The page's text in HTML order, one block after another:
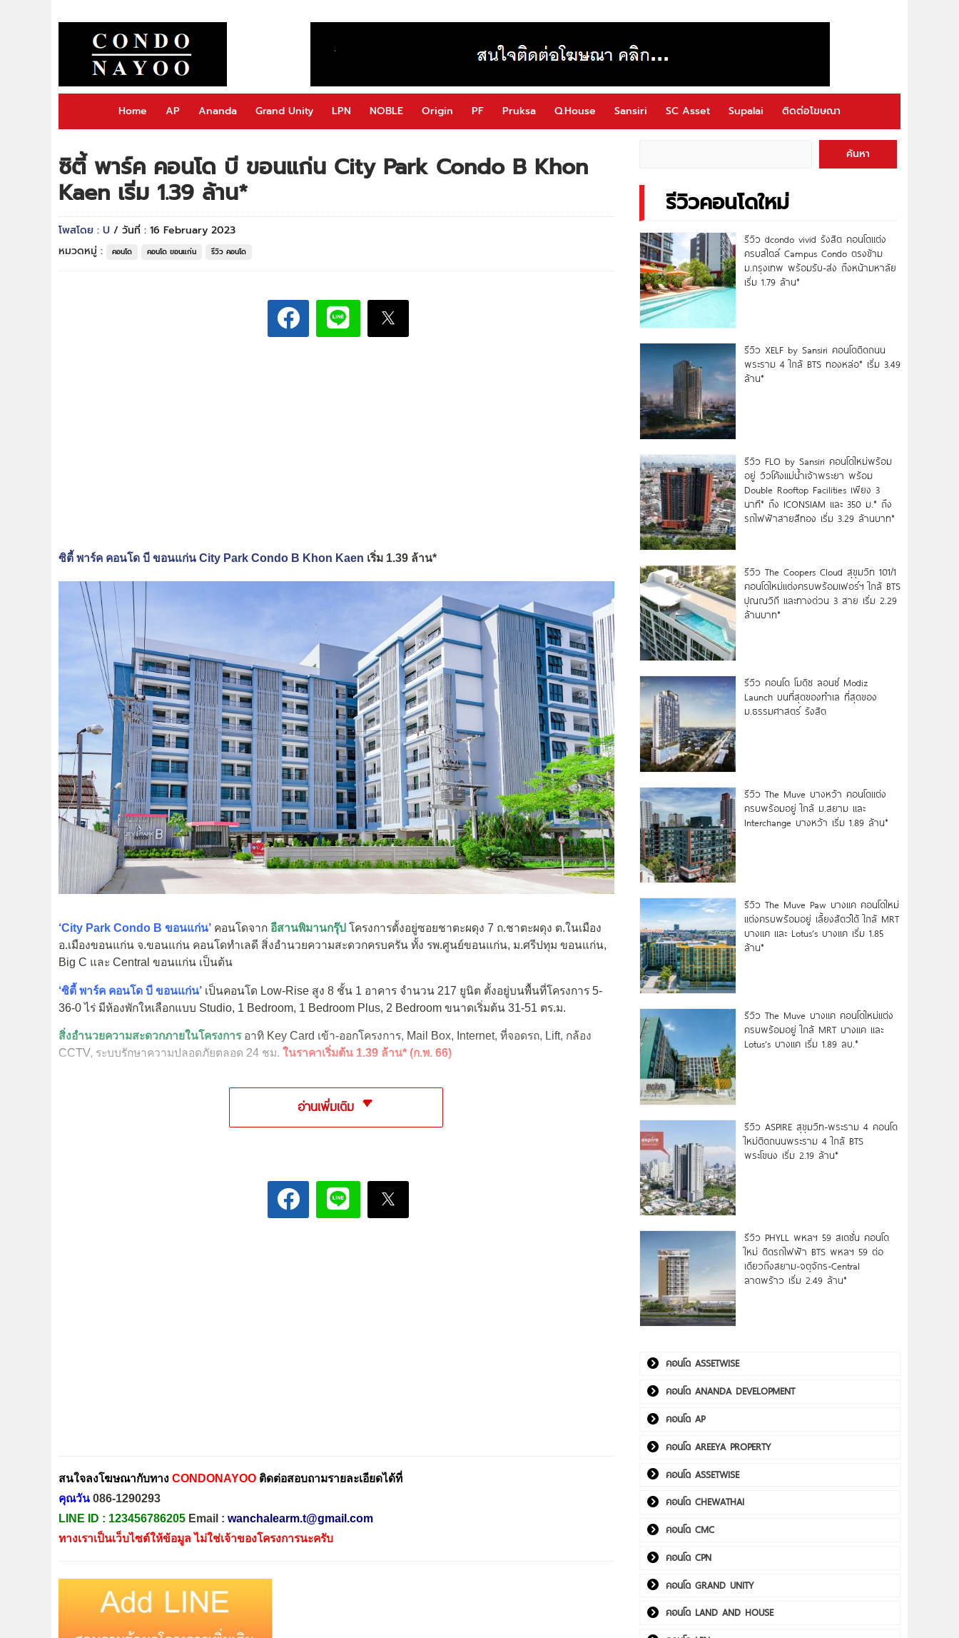
Home AP Ananda Grand Unity LPN NOBLE Origin PF Pruksa Q.House Sansiri SC Asset Supalai ติดต่อโฆษณา
ซิตี้ พาร์ค คอนโด บี ขอนแก่น City Park Condo B Khon
Kaen เริ่ม 1.39 ล้าน*
โพสโดย : U / วันที่ : 16 February 2023
หมวดหมู่ :
คอนโด คอนโด ขอนแก่น รีวิว คอนโด
ซิตี้ พาร์ค คอนโด บี ขอนแก่น City Park Condo B Khon Kaen เริ่ม 1.39 ล้าน*
‘City Park Condo B ขอนแก่น’ คอนโดจาก อีสานพิมานกรุ๊ป โครงการตั้งอยู่ซอยชาตะผดุง 7 ถ.ชาตะผดุง ต.ในเมือง
อ.เมืองขอนแก่น จ.ขอนแก่น คอนโดทำเลดี สิ่งอำนวยความสะดวกครบครัน ทั้ง รพ.ศูนย์ขอนแก่น, ม.ศรีปทุม ขอนแก่น,
Big C และ Central ขอนแก่น เป็นต้น
‘ซิตี้ พาร์ค คอนโด บี ขอนแก่น’ เป็นคอนโด Low-Rise สูง 8 ชั้น 1 อาคาร จำนวน 217 ยูนิต ตั้งอยู่บนพื้นที่โครงการ 5-
36-0 ไร่ มีห้องพักใหเลือกแบบ Studio, 1 Bedroom, 1 Bedroom Plus, 2 Bedroom ขนาดเริ่มต้น 31-51 ตร.ม.
สิ่งอำนวยความสะดวกภายในโครงการอาทิ Key Card เข้า-ออกโครงการ, Mail Box, Internet, ที่จอดรถ, Lift, กล้อง
CCTV, ระบบรักษาความปลอดภัยตลอด 24 ชม. ในราคาเริ่มต้น 1.39 ล้าน* (ก.พ. 66)
อ่านเพิ่มเติม
สนใจลงโฆษณากับทาง CONDONAYOO ติดต่อสอบถามรายละเอียดได้ที่
คุณวัน 086-1290293
LINE ID : 123456786205 Email : wanchalearm.t@gmail.com
ทางเราเป็นเว็บไซต์ให้ข้อมูล ไม่ใช่เจ้าของโครงการนะครับ
ค้นหา
รีวิวคอนโดใหม่
รีวิว dcondo vivid รังสิต คอนโดแต่ง
ครบสไตล์ Campus Condo ตรงข้าม
ม.กรุงเทพ พร้อมรับ-ส่ง ถึงหน้ามหาลัย
เริ่ม 1.79 ล้าน*
รีวิว XELF by Sansiri คอนโดติดถนน
พระราม 4 ใกล้ BTS ทองหล่อ* เริ่ม 3.49
ล้าน*
รีวิว FLO by Sansiri คอนโดใหม่พร้อม
อยู่ วิวโค้งแม่น้ำเจ้าพระยา พร้อม
Double Rooftop Facilities เพียง 3
นาที* ถึง ICONSIAM และ 350 ม.* ถึง
รถไฟฟ้าสายสีทอง เริ่ม 3.29 ล้านบาท*
รีวิว The Coopers Cloud สุขุมวิท 101/1
คอนโดใหม่แต่งครบพร้อมเฟอร์ฯ ใกล้ BTS
ปุณณวิถี และทางด่วน 3 สาย เริ่ม 2.29
ล้านบาท*
รีวิว คอนโด โมดิซ ลอนซ์ Modiz
Launch บนที่สุดของทำเล ที่สุดของ
ม.ธรรมศาสตร์ รังสิต
รีวิว The Muve บางหว้า คอนโดแต่ง
ครบพร้อมอยู่ ใกล้ ม.สยาม และ
Interchange บางหว้า เริ่ม 1.89 ล้าน*
รีวิว The Muve Paw บางแค คอนโดใหม่
แต่งครบพร้อมอยู่ เลี้ยงสัตว์ได้ ใกล้ MRT
บางแค และ Lotus’s บางแค เริ่ม 1.85
ล้าน*
รีวิว The Muve บางแค คอนโดใหม่แต่ง
ครบพร้อมอยู่ ใกล้ MRT บางแค และ
Lotus’s บางแค เริ่ม 1.89 ลบ.*
รีวิว ASPIRE สุขุมวิท-พระราม 4 คอนโด
ใหม่ติดถนนพระราม 4 ใกล้ BTS
พระโขนง เริ่ม 2.19 ล้าน*
รีวิว PHYLL พหลฯ 59 สเตชั่น คอนโด
ใหม่ ติดรถไฟฟ้า BTS พหลฯ 59 ต่อ
เดียวถึงสยาม-จตุจักร-Central
ลาดพร้าว เริ่ม 2.49 ล้าน*
คอนโด ASSETWISE
คอนโด ANANDA DEVELOPMENT
คอนโด AP
คอนโด AREEYA PROPERTY
คอนโด ASSETWISE
คอนโด CHEWATHAI
คอนโด CMC
คอนโด CPN
คอนโด GRAND UNITY
คอนโด LAND AND HOUSE